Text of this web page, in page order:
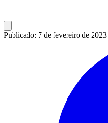
Publicado: 7 de fevereiro de 2023